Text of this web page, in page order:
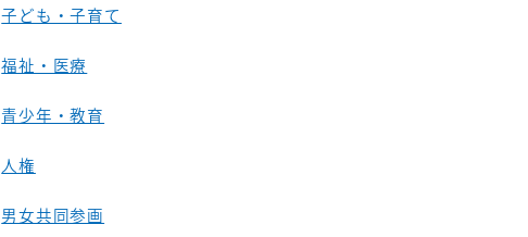
子ども・子育て
福祉・医療
青少年・教育
人権
男女共同参画